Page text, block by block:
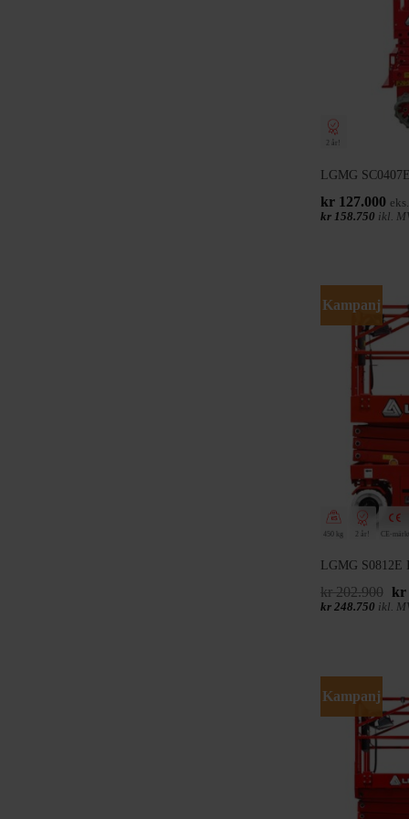
2 år!
LGMG
kr127.000
kr158.750 ikl.
Kampanj
450 kg 2 år! CE-märkt
LGMG S0812E
kr202.900 kr
kr248.750 ikl.
Kampanj